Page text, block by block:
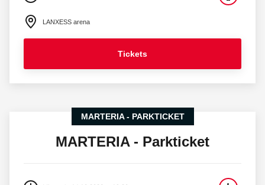
LANXESS arena
Tickets
MARTERIA - PARKTICKET
MARTERIA - Parkticket